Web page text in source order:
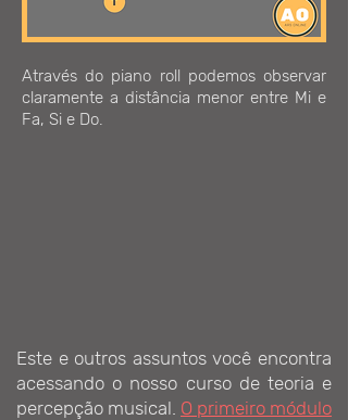
Através do piano roll podemos observar
claramente a distância menor entre Mi e
Fa, Si e Do.
Este e outros assuntos você encontra
acessando o nosso curso de teoria e
percepção musical. O primeiro módulo